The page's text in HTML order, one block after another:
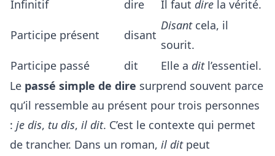
Infinitif dire Il faut dire la vérité.
Participe présent disant
Disantcela, il
sourit.
Participe passé
dit Elle a ditl’essentiel.
Le passé simple de dire surprend souvent parce
qu’il ressemble au présent pour trois personnes
: je dis, tu dis, il dit. C’est le contexte qui permet
de trancher. Dans un roman, il ditpeut